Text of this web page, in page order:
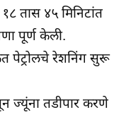
तास ४५ मिनिटांत
पूर्ण केली.
पेट्रोलचे रेशनिंग सुरू
ज्यूंना तडीपार करणे